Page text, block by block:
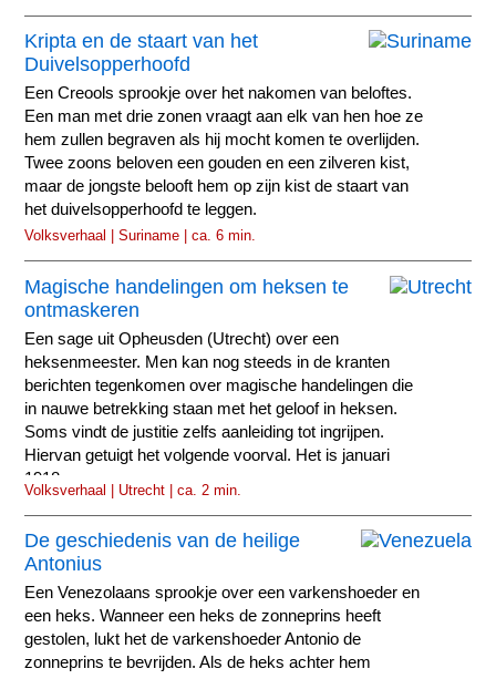
Kripta en de staart van het
Duivelsopperhoofd
Een Creools sprookje over het nakomen van beloftes.
Een man met drie zonen vraagt aan elk van hen hoe ze
hem zullen begraven als hij mocht komen te overlijden.
Twee zoons beloven een gouden en een zilveren kist,
maar de jongste belooft hem op zijn kist de staart van
het duivelsopperhoofd te leggen.
Volksverhaal | Suriname | ca. 6 min.
Magische handelingen om heksen te
ontmaskeren
Een sage uit Opheusden (Utrecht) over een
heksenmeester. Men kan nog steeds in de kranten
berichten tegenkomen over magische handelingen die
in nauwe betrekking staan met het geloof in heksen.
Soms vindt de justitie zelfs aanleiding tot ingrijpen.
Hiervan getuigt het volgende voorval. Het is januari
1918.
Volksverhaal | Utrecht | ca. 2 min.
De geschiedenis van de heilige
Antonius
Een Venezolaans sprookje over een varkenshoeder en
een heks. Wanneer een heks de zonneprins heeft
gestolen, lukt het de varkenshoeder Antonio de
zonneprins te bevrijden. Als de heks achter hem